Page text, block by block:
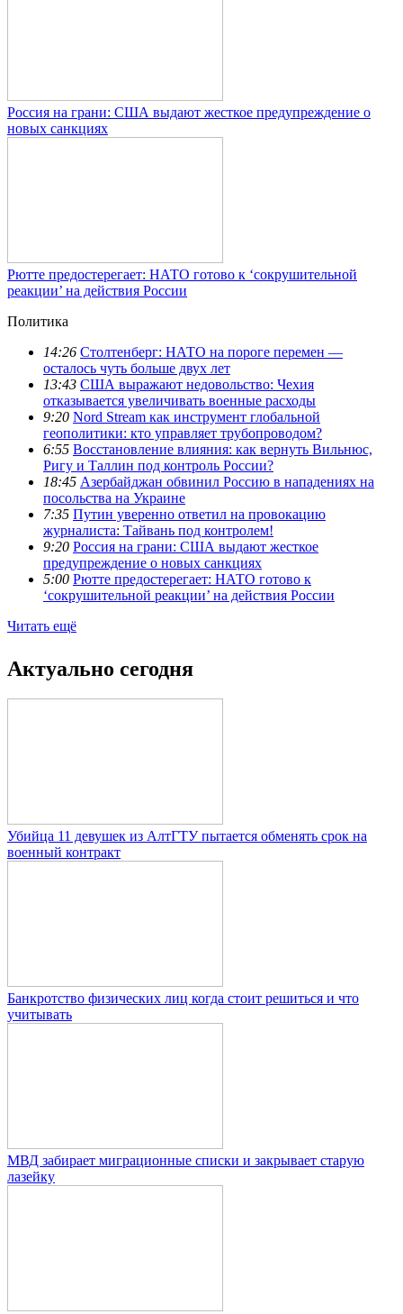
Россия на грани: США выдают жесткое предупреждение о
новых санкциях
Рютте предостерегает: НАТО готово к ‘сокрушительной
реакции’ на действия России
Политика
14:26 Столтенберг: НАТО на пороге перемен —
осталось чуть больше двух лет
13:43 США выражают недовольство: Чехия
отказывается увеличивать военные расходы
9:20 Nord Stream как инструмент глобальной
геополитики: кто управляет трубопроводом?
6:55 Восстановление влияния: как вернуть Вильнюс,
Ригу и Таллин под контроль России?
18:45 Азербайджан обвинил Россию в нападениях на
посольства на Украине
7:35 Путин уверенно ответил на провокацию
журналиста: Тайвань под контролем!
9:20 Россия на грани: США выдают жесткое
предупреждение о новых санкциях
5:00 Рютте предостерегает: НАТО готово к
‘сокрушительной реакции’ на действия России
Читать ещё
Актуально сегодня
Убийца 11 девушек из АлтГТУ пытается обменять срок на
военный контракт
Банкротство физических лиц когда стоит решиться и что
учитывать
МВД забирает миграционные списки и закрывает старую
лазейку